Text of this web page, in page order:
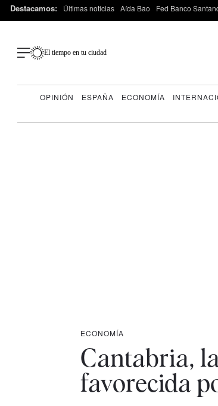
Destacamos: Últimas noticias Aída Bao Fed Banco
El tiempo en tu ciudad
OPINIÓN ESPAÑA ECONOMÍA
ECONOMÍA
Cantabria,
favorecida